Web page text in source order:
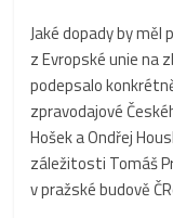
Jaké dopady by měl
z Evropské unie na
podepsalo
zpravodajové
Hošek a Ondřej
záležitosti Tomáš
v pražské budově